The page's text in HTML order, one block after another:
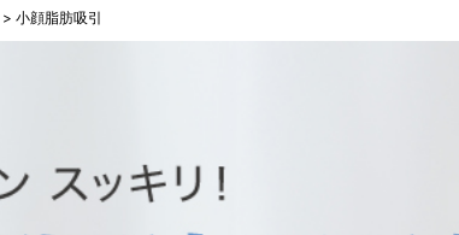
> 小顔脂肪吸引